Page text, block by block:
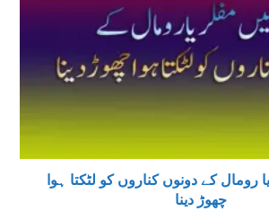
رومال کے دونوں کناروں کو لٹکتا ہوا
چھوڑ دینا